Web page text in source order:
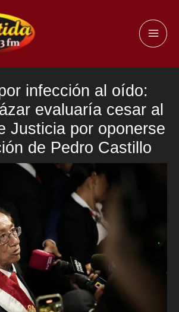
infección al oído:
evaluaría cesar al
Justicia por oponerse
de Pedro Castillo